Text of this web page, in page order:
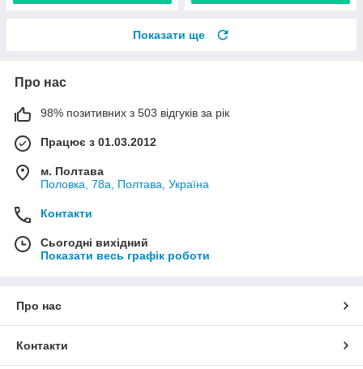
Показати ще
Про нас
98% позитивних з 503 відгуків за рік
Працює з 01.03.2012
м. Полтава
Половка, 78а, Полтава, Україна
Контакти
Сьогодні вихідний
Показати весь графік роботи
Про нас
Контакти